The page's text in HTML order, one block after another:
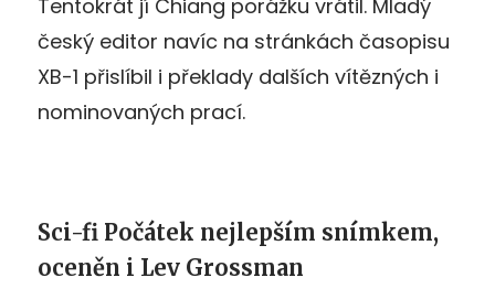
Tentokrát jí Chiang porážku vrátil. Mladý
český editor navíc na stránkách časopisu
XB-1 přislíbil i překlady dalších vítězných i
nominovaných prací.
Sci-fi Počátek nejlepším snímkem,
oceněn i Lev Grossman